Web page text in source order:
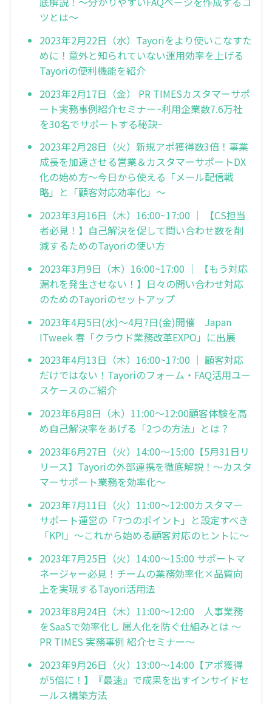
ツとは～
2023年2月22日（水）Tayoriをより使いこなすた
めに！意外と知られていない運用効率を上げる
Tayoriの便利機能を紹介
2023年2月17日（金） PR TIMESカスタマーサポ
ート実務事例紹介セミナー~利用企業数7.6万社
を30名でサポートする秘訣~
2023年2月28日（火）新規アポ獲得数3倍！事業
成長を加速させる営業＆カスタマーサポートDX
化の始め方～今日から使える「メール配信戦
略」と「顧客対応効率化」～
2023年3月16日（木）16:00~17:00 ｜ 【CS担当
者必見！】自己解決を促して問い合わせ数を削
減するためのTayoriの使い方
2023年3月9日（木）16:00~17:00 ｜ 【もう対応
漏れを発生させない！】日々の問い合わせ対応
のためのTayoriのセットアップ
2023年4月5日(水)〜4月7日(金)開催 Japan
ITweek 春「クラウド業務改革EXPO」に出展
2023年4月13日（木）16:00~17:00 ｜ 顧客対応
だけではない！Tayoriのフォーム・FAQ活用ユー
スケースのご紹介
2023年6月8日（木）11:00～12:00顧客体験を高
め自己解決率をあげる「2つの方法」とは？
2023年6月27日（火）14:00～15:00【5月31日リ
リース】Tayoriの外部連携を徹底解説！～カスタ
マーサポート業務を効率化～
2023年7月11日（火）11:00～12:00カスタマー
サポート運営の「7つのポイント」と設定すべき
「KPI」～これから始める顧客対応のヒントに～
2023年7月25日（火）14:00～15:00 サポートマ
ネージャー必見！チームの業務効率化×品質向
上を実現するTayori活用法
2023年8月24日（木）11:00～12:00 人事業務
をSaaSで効率化し 属人化を防ぐ仕組みとは ～
PR TIMES 実務事例 紹介セミナー～
2023年9月26日（火）13:00～14:00【アポ獲得
が5倍に！】『最速』で成果を出すインサイドセ
ールス構築方法